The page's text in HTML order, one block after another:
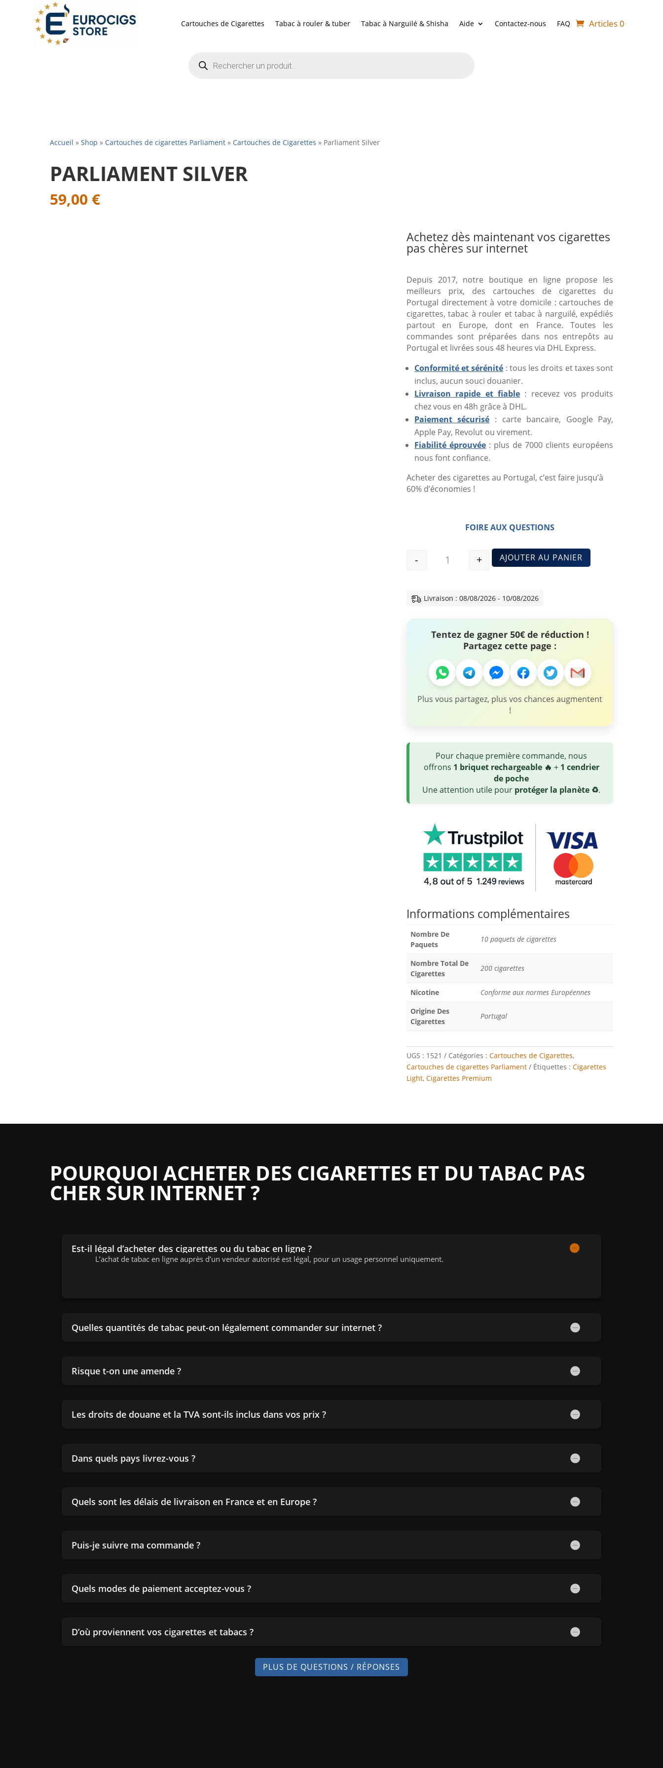
Cartouches de Cigarettes Tabac à rouler & tuber Tabac à Narguilé & Shisha Aide Contactez-nous FAQ Articles 0
produits
Accueil » Shop » Cartouches de cigarettes Parliament» Cartouches de Cigarettes » Parliament Silver
PARLIAMENT SILVER
59,00 €
Achetez dès maintenant vos cigarettes
pas chères sur internet
Depuis 2017, notre boutique en ligne propose les
meilleurs prix, des cartouches de cigarettes du
Portugal directement à votre domicile : cartouches de
cigarettes, tabac à rouler et tabac à narguilé, expédiés
partout en Europe, dont en France. Toutes les
commandes sont préparées dans nos entrepôts au
Portugal et livrées sous 48 heures via DHL Express.
Conformité et sérénité : tous les droits et taxes sont
inclus, aucun souci douanier.
Livraison rapide et fiable: recevez vos produits
chez vous en 48h grâce à DHL.
Paiement sécurisé : carte bancaire, Google Pay,
Apple Pay, Revolut ou virement.
Fiabilité éprouvée: plus de 7000 clients européens
nous font confiance.
Acheter des cigarettes au Portugal, c’est faire jusqu’à
60% d’économies !
FOIRE AUX QUESTIONS
Quantité
- + AJOUTER AU PANIER
Livraison : 08/08/2026 - 10/08/2026
Tentez de gagner 50€ de réduction !
Partagez cette page :
Plus vous partagez, plus vos chances augmentent
!
Pour chaque première commande, nous
offrons 1 briquet rechargeable 🔥 + 1 cendrier
de poche
Une attention utile pour protéger la planète ♻️.
Informations complémentaires
Nombre De
Paquets
10 paquets de cigarettes
Nombre Total De
Cigarettes
200 cigarettes
Nicotine
Conforme aux normes Européennes
Origine Des
Cigarettes
Portugal
UGS : 1521 Catégories : Cartouches de Cigarettes,
Cartouches de cigarettes Parliament
Étiquettes : Cigarettes
Light, Cigarettes Premium
POURQUOI ACHETER DES CIGARETTES ET DU TABAC PAS
CHER SUR INTERNET ?
Est-il légal d’acheter des cigarettes ou du tabac en ligne ?
L’achat de tabac en ligne auprès d’un vendeur autorisé est légal, pour un usage personnel uniquement.
Quelles quantités de tabac peut-on légalement commander sur internet ?
Risque t-on une amende ?
Les droits de douane et la TVA sont-ils inclus dans vos prix ?
Dans quels pays livrez-vous ?
Quels sont les délais de livraison en France et en Europe ?
Puis-je suivre ma commande ?
Quels modes de paiement acceptez-vous ?
D’où proviennent vos cigarettes et tabacs ?
PLUS DE QUESTIONS / RÉPONSES